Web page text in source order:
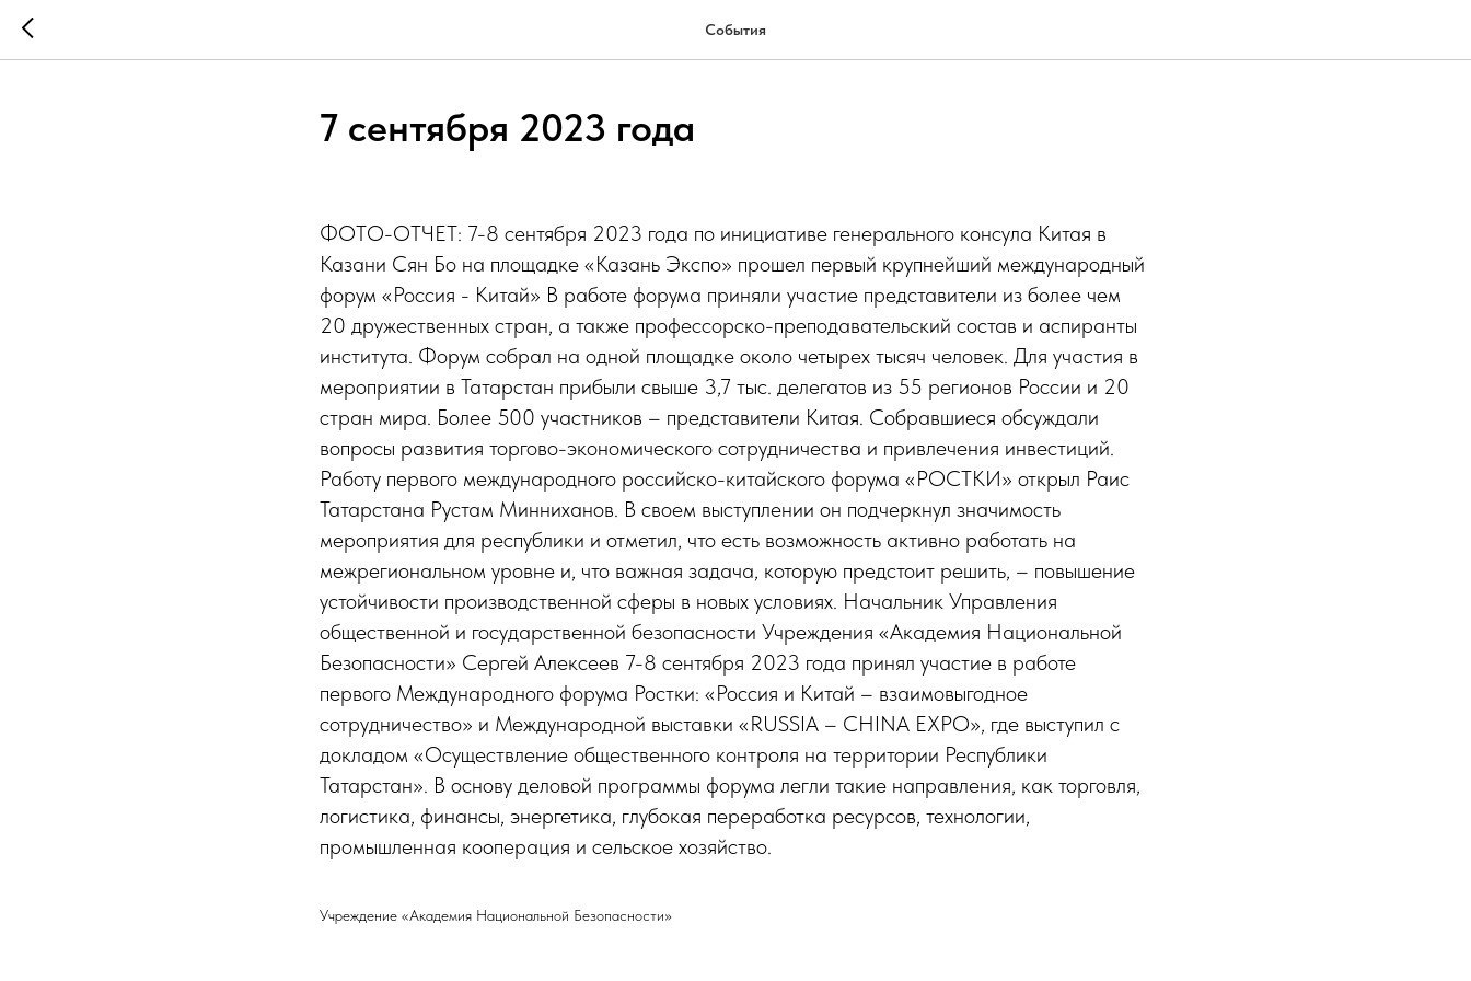
События
7 сентября 2023 года
ФОТО-ОТЧЕТ: 7-8 сентября 2023 года по инициативе генерального консула Китая в
Казани Сян Бо на площадке «Казань Экспо» прошел первый крупнейший международный
форум «Россия - Китай» В работе форума приняли участие представители из более чем
20 дружественных стран, а также профессорско-преподавательский состав и аспиранты
института. Форум собрал на одной площадке около четырех тысяч человек. Для участия в
мероприятии в Татарстан прибыли свыше 3,7 тыс. делегатов из 55 регионов России и 20
стран мира. Более 500 участников – представители Китая. Собравшиеся обсуждали
вопросы развития торгово-экономического сотрудничества и привлечения инвестиций.
Работу первого международного российско-китайского форума «РОСТКИ» открыл Раис
Татарстана Рустам Минниханов. В своем выступлении он подчеркнул значимость
мероприятия для республики и отметил, что есть возможность активно работать на
межрегиональном уровне и, что важная задача, которую предстоит решить, – повышение
устойчивости производственной сферы в новых условиях. Начальник Управления
общественной и государственной безопасности Учреждения «Академия Национальной
Безопасности» Сергей Алексеев 7-8 сентября 2023 года принял участие в работе
первого Международного форума Ростки: «Россия и Китай – взаимовыгодное
сотрудничество» и Международной выставки «RUSSIA – CHINA EXPO», где выступил с
докладом «Осуществление общественного контроля на территории Республики
Татарстан». В основу деловой программы форума легли такие направления, как торговля,
логистика, финансы, энергетика, глубокая переработка ресурсов, технологии,
промышленная кооперация и сельское хозяйство.
Учреждение «Академия Национальной Безопасности»